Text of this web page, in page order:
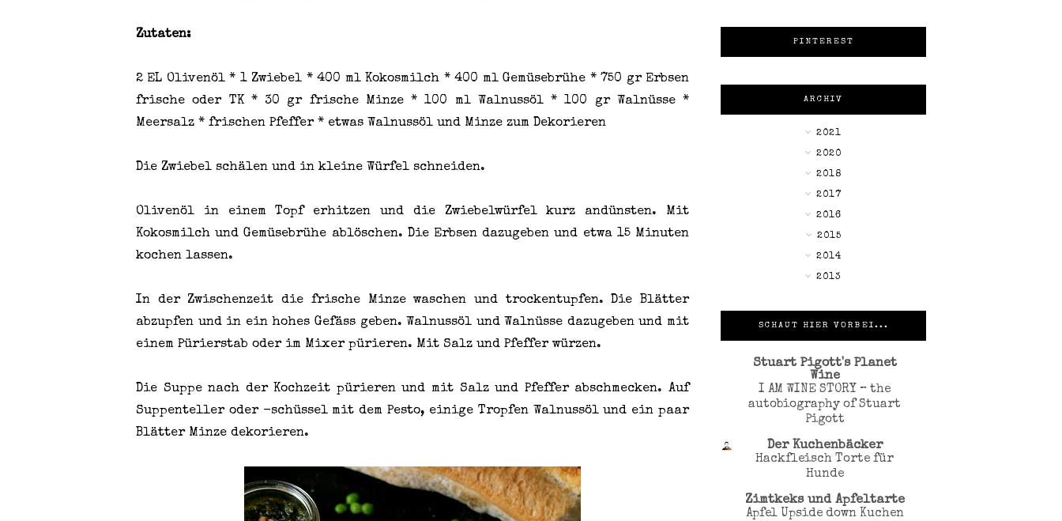
Zutaten:
2 EL Olivenöl * 1 Zwiebel * 400 ml Kokosmilch * 400 ml Gemüsebrühe * 750 gr Erbsen
frische oder TK * 30 gr frische Minze * 100 ml Walnussöl * 100 gr Walnüsse *
Meersalz * frischen Pfeffer * etwas Walnussöl und Minze zum Dekorieren
Die Zwiebel schälen und in kleine Würfel schneiden.
Olivenöl in einem Topf erhitzen und die Zwiebelwürfel kurz andünsten. Mit
Kokosmilch und Gemüsebrühe ablöschen. Die Erbsen dazugeben und etwa 15 Minuten
kochen lassen.
In der Zwischenzeit die frische Minze waschen und trockentupfen. Die Blätter
abzupfen und in ein hohes Gefäss geben. Walnussöl und Walnüsse dazugeben und mit
einem Pürierstab oder im Mixer pürieren. Mit Salz und Pfeffer würzen.
Die Suppe nach der Kochzeit pürieren und mit Salz und Pfeffer abschmecken. Auf
Suppenteller oder -schüssel mit dem Pesto, einige Tropfen Walnussöl und ein paar
Blätter Minze dekorieren.
PINTEREST
ARCHIV
►2021
►2020
►2018
►2017
►2016
▼2015
►2014
►2013
SCHAUT HIER VORBEI...
Stuart Pigott's Planet
Wine
I AM WINE STORY – the
autobiography of Stuart
Pigott
Der Kuchenbäcker
Hackfleisch Torte für
Hunde
Zimtkeks und Apfeltarte
Apfel Upside down Kuchen